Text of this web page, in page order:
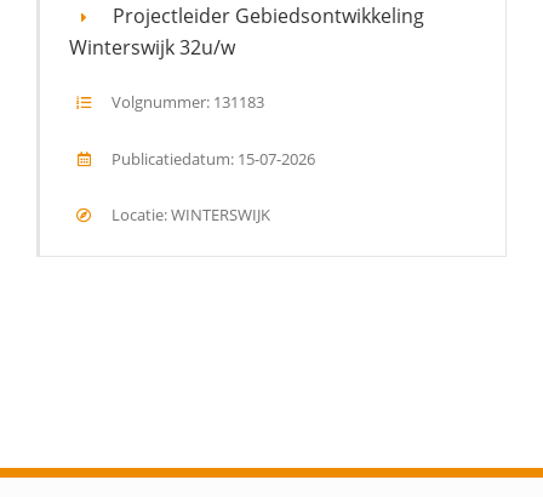
Projectleider Gebiedsontwikkeling
Winterswijk 32u/w
Volgnummer: 131183
Publicatiedatum: 15-07-2026
Locatie: WINTERSWIJK